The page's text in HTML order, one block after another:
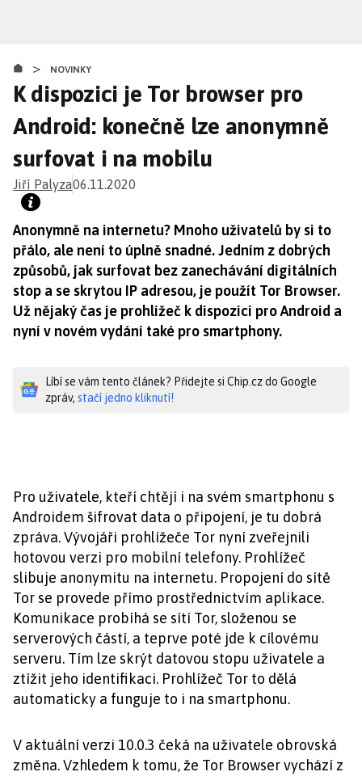
obsahu
> NOVINKY
K dispozici je Tor browser pro
Android: konečně lze anonymně
surfovat i na mobilu
Jiří Palyza06.11.2020
Anonymně na internetu? Mnoho uživatelů by si to
přálo, ale není to úplně snadné. Jedním z dobrých
způsobů, jak surfovat bez zanechávání digitálních
stop a se skrytou IP adresou, je použít Tor Browser.
Už nějaký čas je prohlížeč k dispozici pro Android a
nyní v novém vydání také pro smartphony.
Líbí se vám tento článek? Přidejte si Chip.cz do Google
zpráv, stačí jedno kliknutí!
Pro uživatele, kteří chtějí i na svém smartphonu s
Androidem šifrovat data o připojení, je tu dobrá
zpráva. Vývojáři prohlížeče Tor nyní zveřejnili
hotovou verzi pro mobilní telefony. Prohlížeč
slibuje anonymitu na internetu. Propojení do sítě
Tor se provede přímo prostřednictvím aplikace.
Komunikace probíhá se sítí Tor, složenou se
serverových částí, a teprve poté jde k cílovému
serveru. Tím lze skrýt datovou stopu uživatele a
ztížit jeho identifikaci. Prohlížeč Tor to dělá
automaticky a funguje to i na smartphonu.
V aktuální verzi 10.0.3 čeká na uživatele obrovská
změna. Vzhledem k tomu, že Tor Browser vychází z